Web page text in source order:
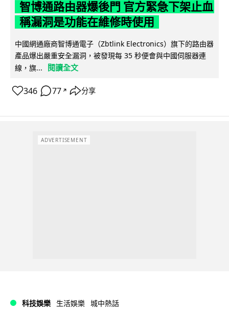
智博通路由器爆後門 官方緊急下架止血
稱漏洞是功能在維修時使用
中國網通廠商智博通電子（Zbtlink Electronics）旗下的路由器
產品爆出嚴重安全漏洞，被發現每 35 秒便會與中國伺服器連
線，旗...
閱讀全文
346 77 ↗ 分享
ADVERTISEMENT
科技娛樂 生活娛樂 城中熱話